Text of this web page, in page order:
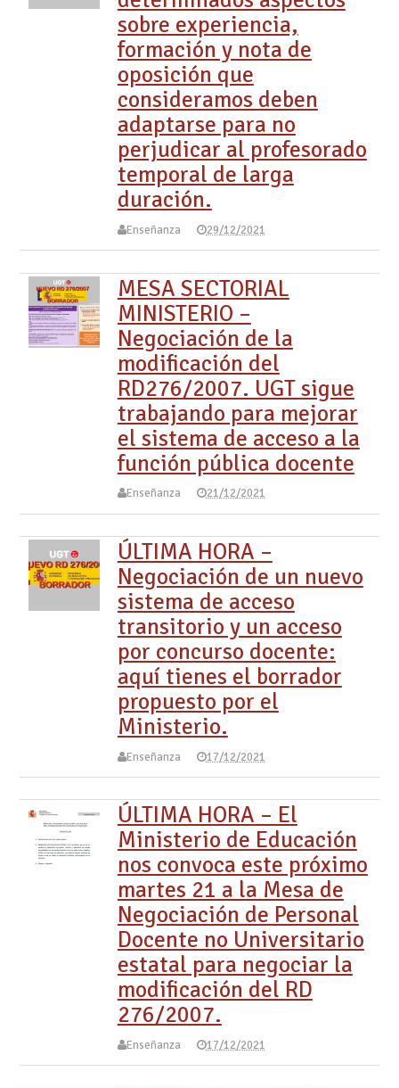
sobre experiencia,
formación y nota de
oposición que
consideramos deben
adaptarse para no
perjudicar al profesorado
temporal de larga
duración.
Enseñanza 29/12/2021
MESA SECTORIAL
MINISTERIO –
Negociación de la
modificación del
RD276/2007. UGT sigue
trabajando para mejorar
el sistema de acceso a la
función pública docente
Enseñanza 21/12/2021
ÚLTIMA HORA –
Negociación de un nuevo
sistema de acceso
transitorio y un acceso
por concurso docente:
aquí tienes el borrador
propuesto por el
Ministerio.
Enseñanza 17/12/2021
ÚLTIMA HORA – El
Ministerio de Educación
nos convoca este próximo
martes 21 a la Mesa de
Negociación de Personal
Docente no Universitario
estatal para negociar la
modificación del RD
276/2007.
Enseñanza 17/12/2021